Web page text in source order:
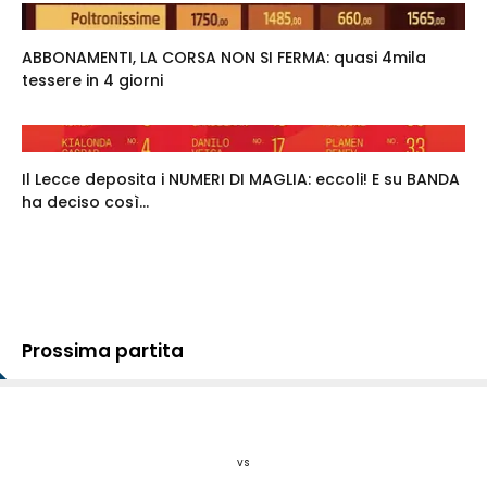
ABBONAMENTI, LA CORSA NON SI FERMA: quasi 4mila
tessere in 4 giorni
Il Lecce deposita i NUMERI DI MAGLIA: eccoli! E su BANDA
ha deciso così...
Prossima partita
vs